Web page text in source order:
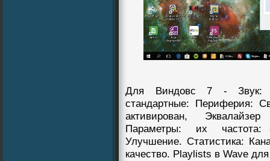
Для Виндовс 7 - Звук:
стандартныe: Периферия:
активирован,
Параметры: их частота:
Улучшение. Cтатистика:
качество. Playlists в Wave